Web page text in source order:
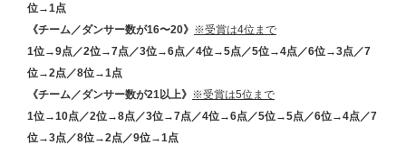
位→1点
《チーム／ダンサー数が16〜20》 ※受賞は4位まで
1位→9点／2位→7点／3位→6点／4位→5点／5位→4点／6位→3点／7
位→2点／8位→1点
《チーム／ダンサー数が21以上》 ※受賞は5位まで
1位→10点／2位→8点／3位→7点／4位→6点／5位→5点／6位→4点／7
位→3点／8位→2点／9位→1点